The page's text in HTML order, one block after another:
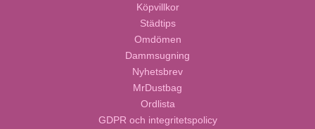
Köpvillkor
Städtips
Omdömen
Dammsugning
Nyhetsbrev
MrDustbag
Ordlista
GDPR och integritetspolicy